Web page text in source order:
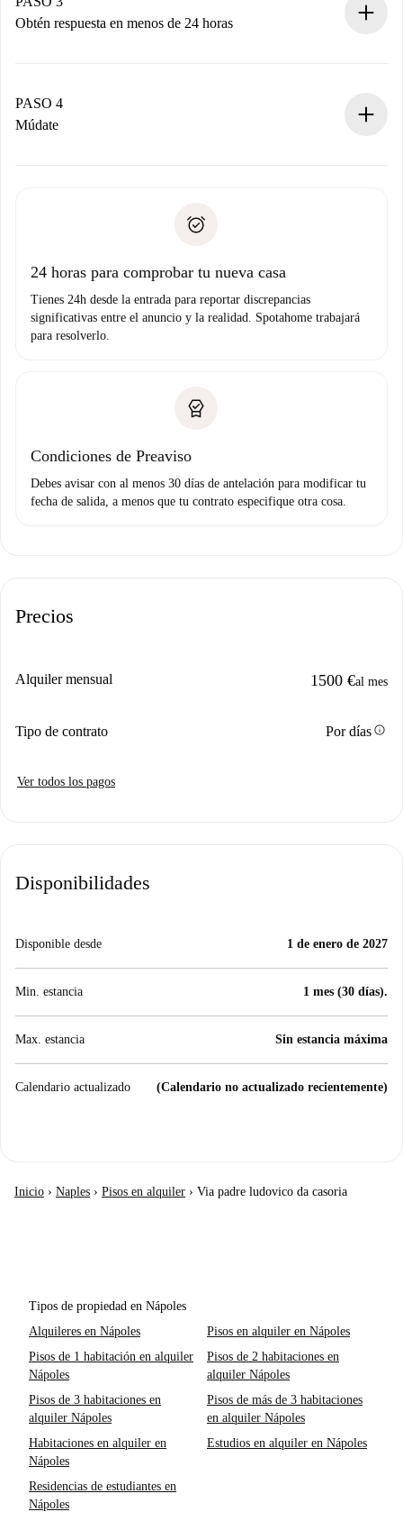
Obtén respuesta en menos de 24 horas
contacto con el propietario.
Si es rechazada: No te haremos ningún cargo y te
Prueba de solvencia
PASO 4
Múdate
no nos comunicas ningún problema.
24 horas para comprobar tu nueva casa
Tienes 24h desde la entrada para reportar discrepancias
significativas entre el anuncio y la realidad. Spotahome trabajará
para resolverlo.
Condiciones de Preaviso
Debes avisar con al menos 30 días de antelación para modificar tu
fecha de salida, a menos que tu contrato especifique otra cosa.
Precios
Alquiler mensual 1500 €al mes
Tipo de contrato Por díasinfo
Ver todos los pagos
Disponibilidades
Disponible desde 1 de enero de 2027
Min. estancia 1 mes (30 días).
Max. estancia Sin estancia máxima
Calendario actualizado (Calendario no actualizado recientemente)
Inicio › Naples › Pisos en alquiler › Via padre ludovico da casoria
Tipos de propiedad en Nápoles
Alquileres en Nápoles
Pisos en alquiler en Nápoles
Pisos de 1 habitación en alquiler
Nápoles
Pisos de 2 habitaciones en
alquiler Nápoles
Pisos de 3 habitaciones en
alquiler Nápoles
Pisos de más de 3 habitaciones
en alquiler Nápoles
Habitaciones en alquiler en
Nápoles
Estudios en alquiler en Nápoles
Residencias de estudiantes en
Nápoles